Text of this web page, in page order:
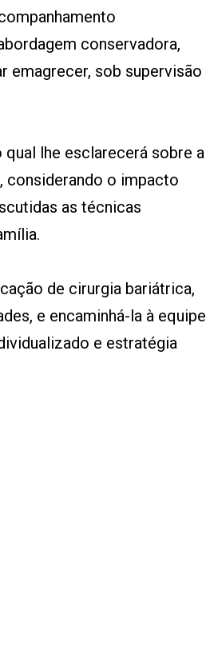
conservadora,
emagrecer, sob supervisão
lhe esclarecerá sobre a
considerando o impacto
as técnicas
de cirurgia bariátrica,
e encaminhá-la à equipe
e estratégia